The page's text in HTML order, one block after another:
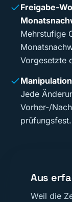
Freigabe-
Mehrstufige
Vorgesetzte
Jede
Vorher-/
prüfungsfest.
Aus
Weil die